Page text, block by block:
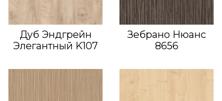
Дуб Эндгрейн
Элегантный K107
Зебрано Нюанс
8656